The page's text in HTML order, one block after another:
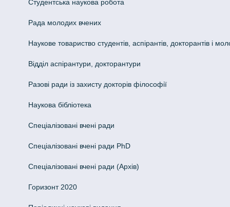
Студентська наукова робота
Рада молодих вчених
Наукове товариство студентів, аспірантів, докторантів і
Відділ аспірантури, докторантури
Разові ради із захисту докторів філософії
Наукова бібліотека
Спеціалізовані вчені ради
Спеціалізовані вчені ради PhD
Спеціалізовані вчені ради (Архів)
Горизонт 2020